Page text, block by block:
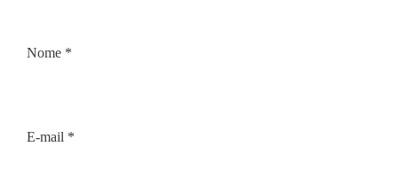
Nome *
E-mail *